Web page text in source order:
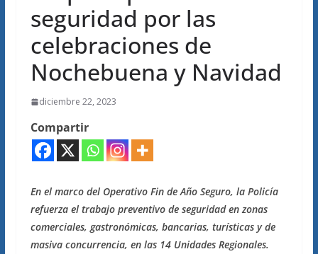
seguridad por las
celebraciones de
Nochebuena y Navidad
diciembre 22, 2023
Compartir
En el marco del Operativo Fin de Año Seguro, la Policía
refuerza el trabajo preventivo de seguridad en zonas
comerciales, gastronómicas, bancarias, turísticas y de
masiva concurrencia, en las 14 Unidades Regionales.